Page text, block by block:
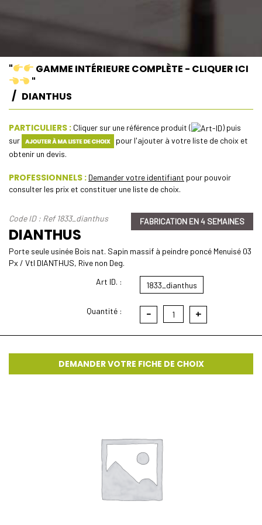
"
GAMME INTÉRIEURE COMPLÈTE - CLIQUER ICI
"
DIANTHUS
PARTICULIERS : Cliquer sur une référence produit (
) puis
sur
pour l'ajouter à votre liste de choix et
obtenir un devis.
PROFESSIONNELS : Demander votre identifiant pour pouvoir
consulter les prix et constituer une liste de choix.
Code ID : Ref 1833_dianthus
DIANTHUS
FABRICATION EN 4 SEMAINES
Porte seule usinée Bois nat. Sapin massif à peindre poncé Menuisé 03
Px / Vtl DIANTHUS, Rive non Deg.
Art ID. :
Quantité :
1833_dianthus
- 1 +
DEMANDER VOTRE FICHE DE CHOIX